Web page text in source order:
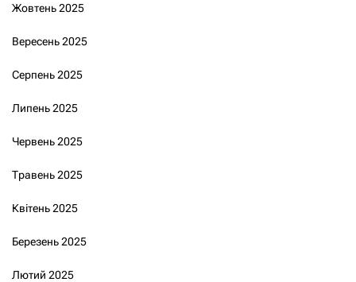
Жовтень 2025
Вересень 2025
Серпень 2025
Липень 2025
Червень 2025
Травень 2025
Квітень 2025
Березень 2025
Лютий 2025